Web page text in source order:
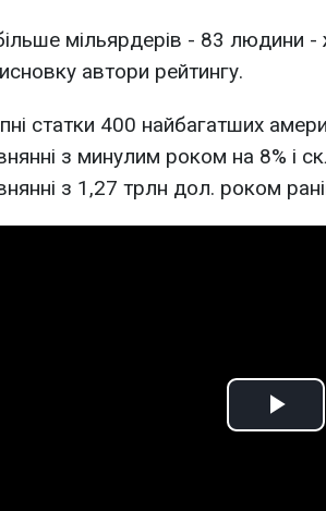
мільярдерів - 83 людини -
автори рейтингу.
статки 400 найбагатших
з минулим роком на 8% і
з 1,27 трлн дол. роком
Play